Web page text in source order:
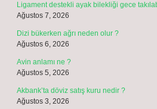
Ligament destekli ayak bilekliği gece
Ağustos 7, 2026
Dizi bükerken ağrı neden olur ?
Ağustos 6, 2026
Avin anlamı ne ?
Ağustos 5, 2026
Akbank’ta döviz satış kuru nedir ?
Ağustos 3, 2026